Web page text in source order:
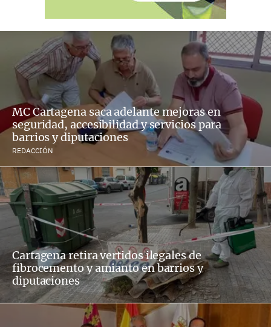
MC Cartagena saca adelante mejoras en
seguridad, accesibilidad y servicios para
barrios y diputaciones
REDACCIÓN
Cartagena retira vertidos ilegales de
fibrocemento y amianto en barrios y
diputaciones